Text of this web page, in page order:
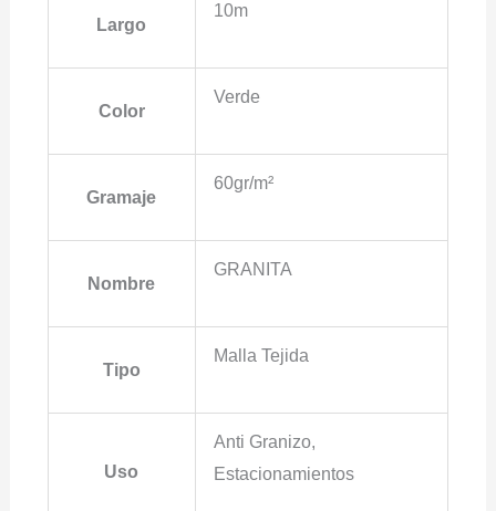
Largo
10m
Color
Verde
Gramaje
60gr/m²
Nombre
GRANITA
Tipo
Malla Tejida
Uso
Anti Granizo,
Estacionamientos